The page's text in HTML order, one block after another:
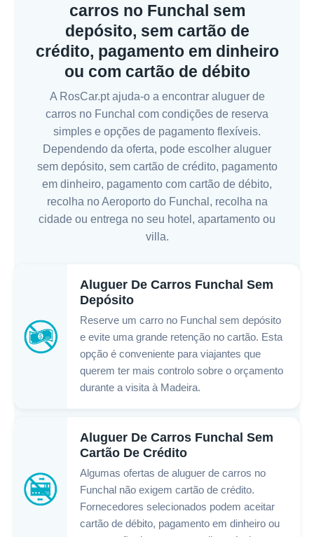
carros no Funchal sem
depósito, sem cartão de
crédito, pagamento em dinheiro
ou com cartão de débito
A RosCar.pt ajuda-o a encontrar aluguer de
carros no Funchal com condições de reserva
simples e opções de pagamento flexíveis.
Dependendo da oferta, pode escolher aluguer
sem depósito, sem cartão de crédito, pagamento
em dinheiro, pagamento com cartão de débito,
recolha no Aeroporto do Funchal, recolha na
cidade ou entrega no seu hotel, apartamento ou
villa.
Aluguer De Carros Funchal Sem
Depósito
Reserve um carro no Funchal sem depósito
e evite uma grande retenção no cartão. Esta
opção é conveniente para viajantes que
querem ter mais controlo sobre o orçamento
durante a visita à Madeira.
Aluguer De Carros Funchal Sem
Cartão De Crédito
Algumas ofertas de aluguer de carros no
Funchal não exigem cartão de crédito.
Fornecedores selecionados podem aceitar
cartão de débito, pagamento em dinheiro ou